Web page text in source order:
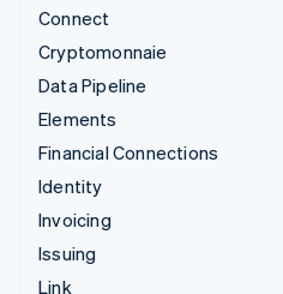
Connect
Cryptomonnaie
Data Pipeline
Elements
Financial Connections
Identity
Invoicing
Issuing
Link